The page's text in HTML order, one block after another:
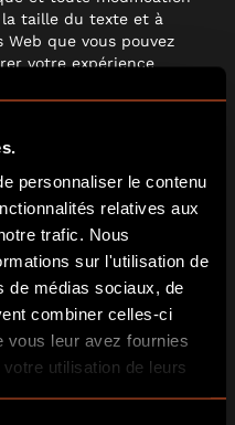
personnaliser le contenu
relatives aux
trafic. Nous
sur l'utilisation de
de médias sociaux, de
combiner celles-ci
vous leur avez fournies
utilisation de leurs
la taille du texte et à
Web que vous pouvez
votre expérience
et plus pertinentes pour
cookies collectent des
dont nos visiteurs
informations incluent,
vous visitez le plus
messages d’erreur et
notre site Web (par
ou une
Les informations
sont utilisées uniquement
de notre site Web.
par des fournisseurs
et de trafic Web, tels que